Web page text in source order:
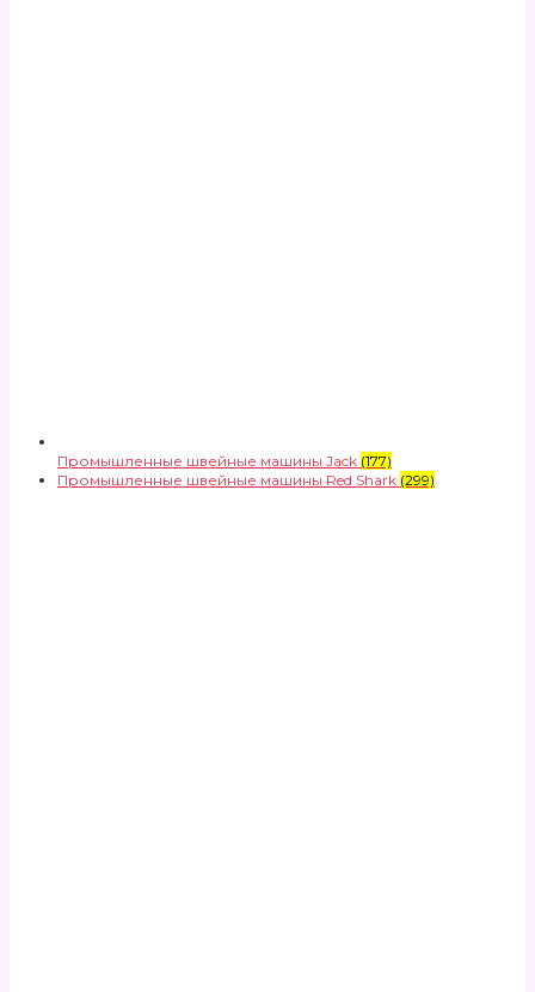
Промышленные швейные машины Jack (177)
Промышленные швейные машины Red Shark (299)